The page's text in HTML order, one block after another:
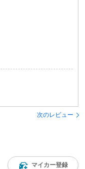
次のレビュー
マイカー登録